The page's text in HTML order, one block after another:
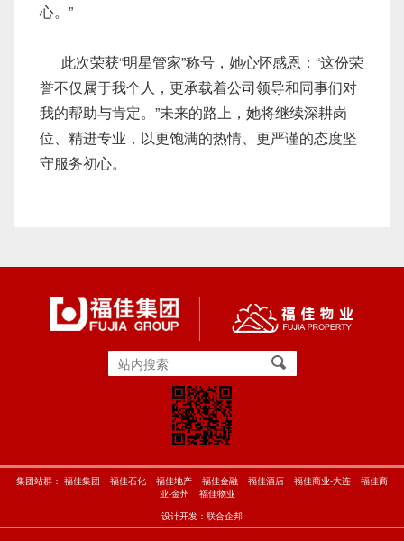
心。”
此次荣获“明星管家”称号，她心怀感恩：“这份荣
誉不仅属于我个人，更承载着公司领导和同事们对
我的帮助与肯定。”未来的路上，她将继续深耕岗
位、精进专业，以更饱满的热情、更严谨的态度坚
守服务初心。
集团站群： 福佳集团 福佳石化 福佳地产 福佳金融 福佳酒店 福佳商业-大连
福佳商
业-金州
福佳物业
设计开发： 联合企邦